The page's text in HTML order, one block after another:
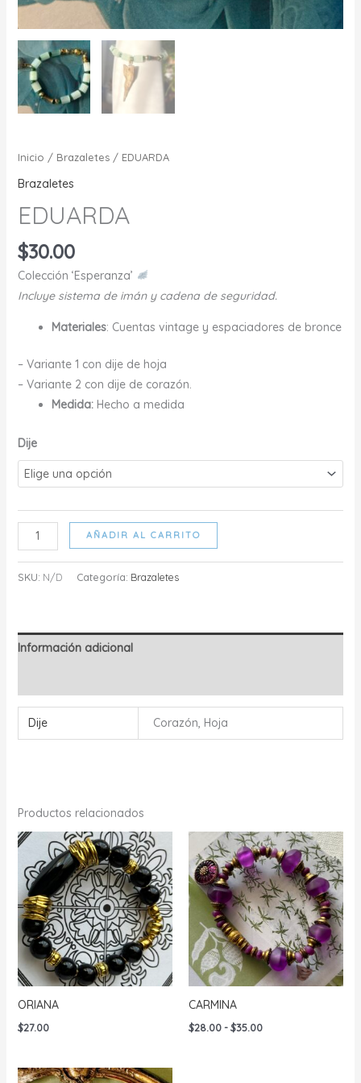
Inicio / Brazaletes/ EDUARDA
Brazaletes
EDUARDA
$30.00
Colección ‘Esperanza’
Incluye sistema de imán y cadena de seguridad.
Materiales: Cuentas vintage y espaciadores de bronce
– Variante 1 con dije de hoja
– Variante 2 con dije de corazón.
Medida:Hecho a medida
Dije
EDUARDA
cantidad
AÑADIR AL CARRITO
SKU: N/D Categoría: Brazaletes
Información adicional
Dije Corazón, Hoja
Productos relacionados
ORIANA
$27.00
CARMINA
$28.00-$35.00Rango